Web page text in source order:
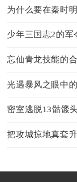
为什么要在秦时
少年三国志2的军
忘仙青龙技能的
光遇暴风之眼中
密室逃脱13骷髅
把攻城掠地真套